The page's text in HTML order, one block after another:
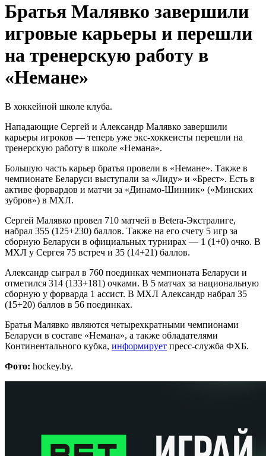
Братья Малявко завершили
игровые карьеры и перешли
на тренерскую работу в
«Немане»
В хоккейной школе клуба.
Нападающие Сергей и Александр Малявко завершили
карьеры игроков — теперь уже экс-хоккеисты перешли на
тренерскую работу в школе «Немана».
Большую часть карьер братья провели в «Немане». Также в
чемпионате Беларуси выступали за «Лиду» и «Брест». Есть в
активе форвардов и матчи за «Динамо-Шинник» («Минских
зубров») в МХЛ.
Сергей Малявко провел 710 матчей в Betera-Экстралиге,
набрал 355 (125+230) баллов. Также на его счету 5 игр за
сборную Беларуси в официальных турнирах — 1 (1+0) очко. В
МХЛ у Сергея 75 встреч и 35 (14+21) баллов.
Александр сыграл в 760 поединках чемпионата Беларуси и
отметился 314 (133+181) очками. В 5 матчах за национальную
сборную у форварда 1 ассист. В МХЛ Александр набрал 35
(15+20) баллов в 56 поединках.
Братья Малявко являются четырехкратными чемпионами
Беларуси в составе «Немана», а также обладателями
Континентального кубка, информирует пресс-служба ФХБ.
Фото: hockey.by.